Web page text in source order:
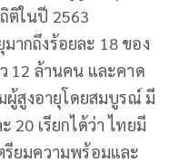
ติในปี 2563
ากถึงร้อยละ 18 ของ
12 ล้านคน และคาด
ผู้สูงอายุโดยสมบูรณ์ มี
20 เรียกได้ว่า ไทยมี
รียมความพร้อมและ